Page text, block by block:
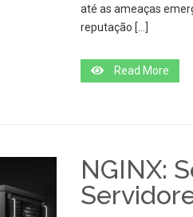
até as ameaças
reputação […]
Read More
NGINX: